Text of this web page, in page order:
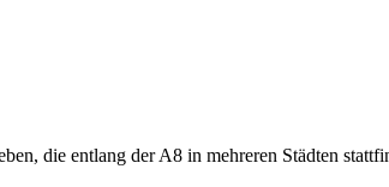
die entlang der A8 in mehreren Städten